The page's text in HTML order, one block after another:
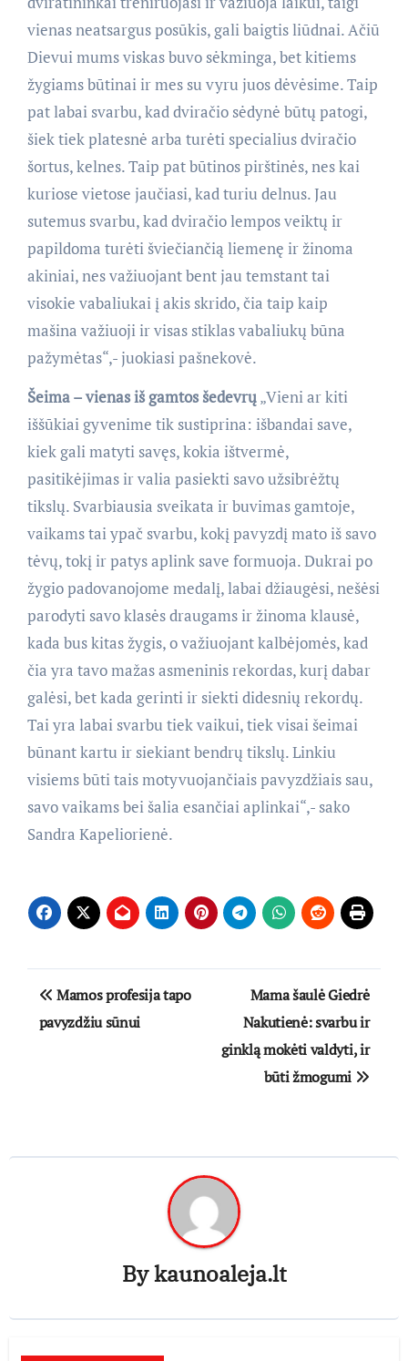
vienas neatsargus posūkis, gali baigtis liūdnai. Ačiū
Dievui mums viskas buvo sėkminga, bet kitiems
žygiams būtinai ir mes su vyru juos dėvėsime. Taip
pat labai svarbu, kad dviračio sėdynė būtų patogi,
šiek tiek platesnė arba turėti specialius dviračio
šortus, kelnes. Taip pat būtinos pirštinės, nes kai
kuriose vietose jaučiasi, kad turiu delnus. Jau
sutemus svarbu, kad dviračio lempos veiktų ir
papildoma turėti šviečiančią liemenę ir žinoma
akiniai, nes važiuojant bent jau temstant tai
visokie vabaliukai į akis skrido, čia taip kaip
mašina važiuoji ir visas stiklas vabaliukų būna
pažymėtas“,- juokiasi pašnekovė.
Šeima – vienas iš gamtos šedevrų„Vieni ar kiti
iššūkiai gyvenime tik sustiprina: išbandai save,
kiek gali matyti savęs, kokia ištvermė,
pasitikėjimas ir valia pasiekti savo užsibrėžtų
tikslų. Svarbiausia sveikata ir buvimas gamtoje,
vaikams tai ypač svarbu, kokį pavyzdį mato iš savo
tėvų, tokį ir patys aplink save formuoja. Dukrai po
žygio padovanojome medalį, labai džiaugėsi, nešėsi
parodyti savo klasės draugams ir žinoma klausė,
kada bus kitas žygis, o važiuojant kalbėjomės, kad
čia yra tavo mažas asmeninis rekordas, kurį dabar
galėsi, bet kada gerinti ir siekti didesnių rekordų.
Tai yra labai svarbu tiek vaikui, tiek visai šeimai
būnant kartu ir siekiant bendrų tikslų. Linkiu
visiems būti tais motyvuojančiais pavyzdžiais sau,
savo vaikams bei šalia esančiai aplinkai“,- sako
Sandra Kapeliorienė.
Navigacija
tarp
Mamos profesija tapo
pavyzdžiu sūnui
Mama šaulė Giedrė
Nakutienė: svarbu ir
ginklą mokėti valdyti, ir
būti žmogumi
Bykaunoaleja.lt